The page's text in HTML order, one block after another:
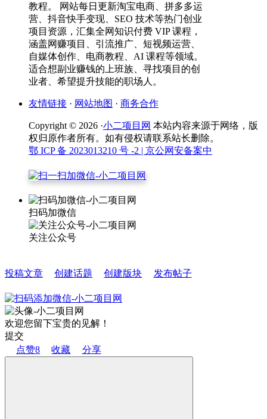
教程。 网站每日更新淘宝电商、拼多多运
营、抖音快手变现、SEO 技术等热门创业
项目资源，汇集全网知识付费 VIP 课程，
涵盖网赚项目、引流推广、短视频运营、
自媒体创作、电商教程、AI 课程等领域。
适合想副业赚钱的上班族、寻找项目的创
业者、希望提升技能的职场人。
友情链接 · 网站地图 · 商务合作
Copyright © 2026 ·小二项目网 本站内容来源于网络，版
权归原作者所有。如有侵权请联系站长删除。
鄂 ICP 备 2023013210 号 -2 | 京公网安备案中
扫码加微信
关注公众号
投稿文章 创建话题 创建版块 发布帖子
欢迎您留下宝贵的见解！
提交
点赞8 收藏 分享